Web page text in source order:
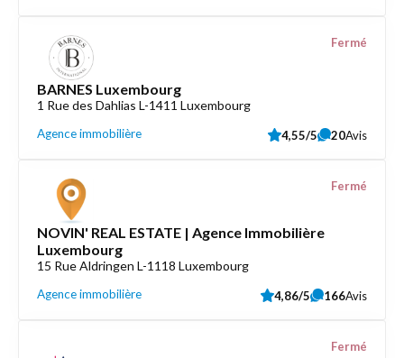
BARNES Luxembourg
1 Rue des Dahlias L-1411 Luxembourg
Agence immobilière
Fermé
4,55/5 20Avis
NOVIN' REAL ESTATE | Agence Immobilière
Luxembourg
15 Rue Aldringen L-1118 Luxembourg
Agence immobilière
Fermé
4,86/5 166Avis
Fermé